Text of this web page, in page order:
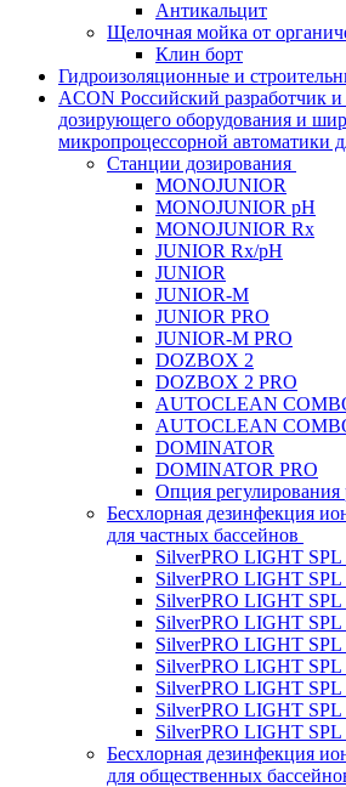
Антикальцит
Щелочная мойка от
Клин борт
Гидроизоляционные и
ACON Российский разработчик и
дозирующего оборудования и
микропроцессорной автоматики
Станции дозирования
MONOJUNIOR
MONOJUNIOR pH
MONOJUNIOR Rx
JUNIOR Rx/pH
JUNIOR
JUNIOR-M
JUNIOR PRO
JUNIOR-M PRO
DOZBOX 2
DOZBOX 2 PRO
AUTOCLEAN
AUTOCLEAN
DOMINATOR
DOMINATOR PRO
Опция регулирования
Беcхлорная дезинфекция
для частных бассейнов
SilverPRO LIGHT SPL
SilverPRO LIGHT SPL
SilverPRO LIGHT SPL
SilverPRO LIGHT SPL
SilverPRO LIGHT SPL
SilverPRO LIGHT SPL
SilverPRO LIGHT SPL
SilverPRO LIGHT SPL
SilverPRO LIGHT SPL
Беcхлорная дезинфекция
для общественных